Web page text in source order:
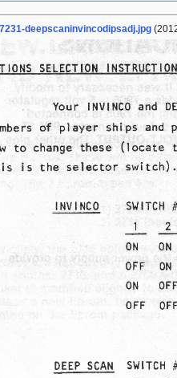
deepscaninvincodipsadj.jpg